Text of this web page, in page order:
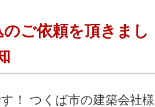
ご依頼を頂きまし
！ つくば市の建築会社様